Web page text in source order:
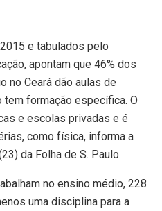
e tabulados pelo
apontam que 46% dos
no Ceará dão aulas de
formação específica. O
e escolas privadas e é
como física, informa a
da Folha de S. Paulo.
no ensino médio, 228
uma disciplina para a